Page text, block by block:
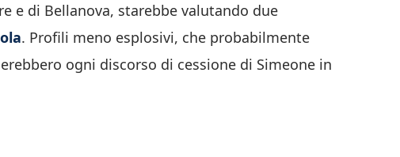
e di Bellanova, starebbe valutando due
. Profili meno esplosivi, che probabilmente
ogni discorso di cessione di Simeone in